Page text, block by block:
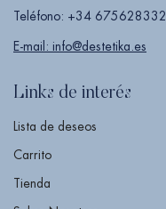
Teléfono: +34 675628332
E-mail: info@destetika.es
Links de interés
Lista de deseos
Carrito
Tienda